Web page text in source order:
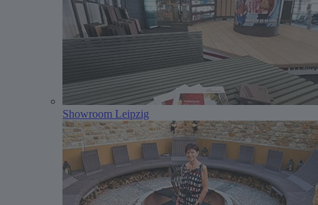
Showroom Leipzig